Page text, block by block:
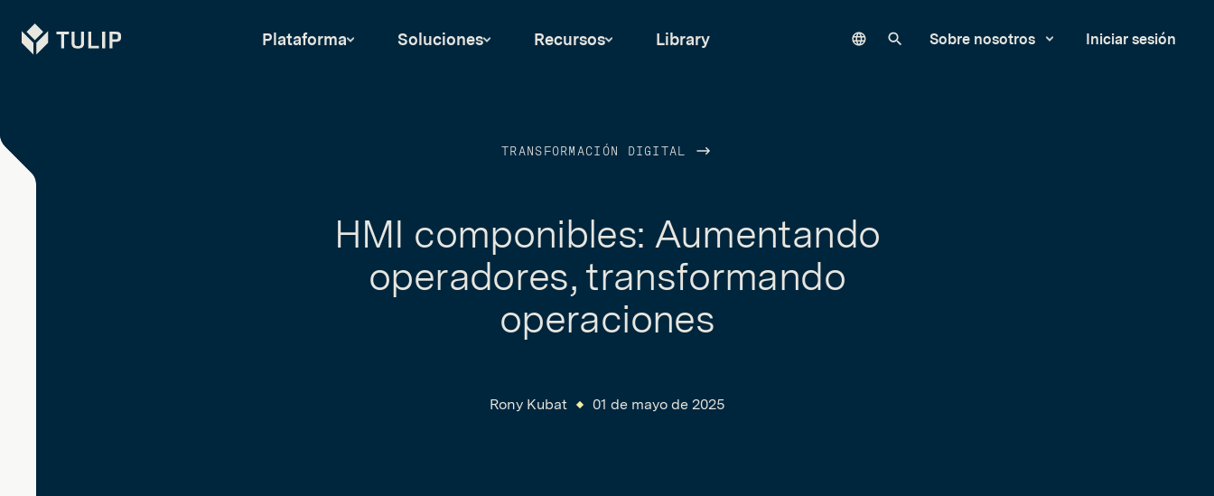
Tulip Plataforma Soluciones Recursos Library LanguageBuscar en nuestro sitio
Sobre nosotros Iniciar sesión
TRANSFORMACIÓN DIGITAL
HMI componibles: Aumentando
operadores, transformando
operaciones
Rony Kubat 01 de mayo de 2025